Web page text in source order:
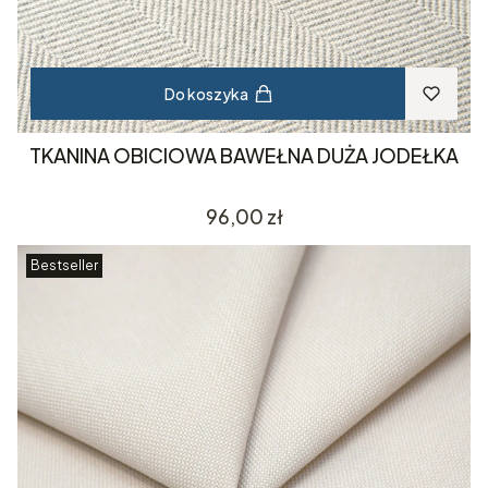
Do koszyka
TKANINA OBICIOWA BAWEŁNA DUŻA JODEŁKA
Cena
96,00 zł
Bestseller